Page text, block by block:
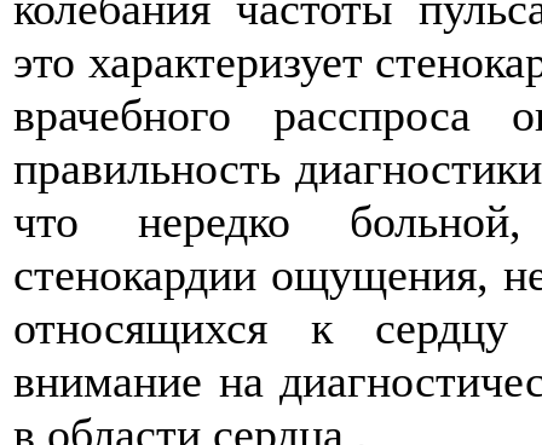
это характеризует
врачебного расспроса
правильность
что нередко
стенокардии ощущения,
относящихся к
внимание на
в области сердца .